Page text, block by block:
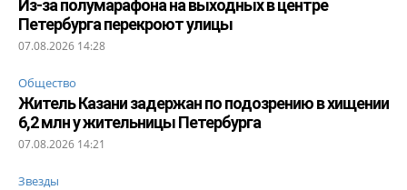
Из-за полумарафона на выходных в центре
Петербурга перекроют улицы
07.08.2026 14:28
Общество
Житель Казани задержан по подозрению в хищении
6,2 млн у жительницы Петербурга
07.08.2026 14:21
Звезды